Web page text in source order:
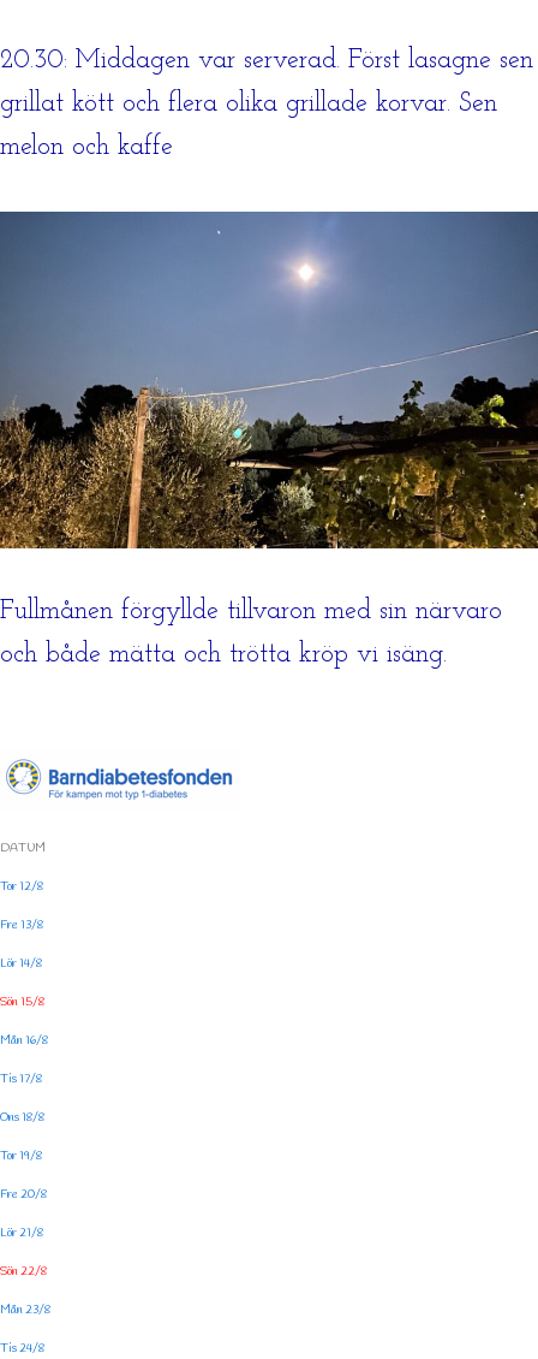
20.30: Middagen var serverad. Först lasagne sen
grillat kött och flera olika grillade korvar. Sen
melon och kaffe
Fullmånen förgyllde tillvaron med sin närvaro
och både mätta och trötta kröp vi isäng.
DATUM
Tor 12/8
Fre 13/8
Lör 14/8
Sön 15/8
Mån 16/8
Tis 17/8
Ons 18/8
Tor 19/8
Fre 20/8
Lör 21/8
Sön 22/8
Mån 23/8
Tis 24/8